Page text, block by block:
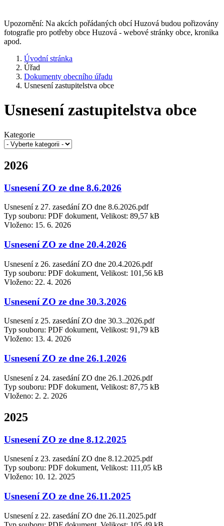
Upozornění: Na akcích pořádaných obcí Huzová budou pořizovány
fotografie pro potřeby obce Huzová - webové stránky obce, kronika
apod.
Úvodní stránka
Úřad
Dokumenty obecního úřadu
Usnesení zastupitelstva obce
Usnesení zastupitelstva obce
Kategorie
2026
Usnesení ZO ze dne 8.6.2026
Usnesení z 27. zasedání ZO dne 8.6.2026.pdf
Typ souboru: PDF dokument, Velikost: 89,57 kB
Vloženo: 15. 6. 2026
Usnesení ZO ze dne 20.4.2026
Usnesení z 26. zasedání ZO dne 20.4.2026.pdf
Typ souboru: PDF dokument, Velikost: 101,56 kB
Vloženo: 22. 4. 2026
Usnesení ZO ze dne 30.3.2026
Usnesení z 25. zasedání ZO dne 30.3..2026.pdf
Typ souboru: PDF dokument, Velikost: 91,79 kB
Vloženo: 13. 4. 2026
Usnesení ZO ze dne 26.1.2026
Usnesení z 24. zasedání ZO dne 26.1.2026.pdf
Typ souboru: PDF dokument, Velikost: 87,75 kB
Vloženo: 2. 2. 2026
2025
Usnesení ZO ze dne 8.12.2025
Usnesení z 23. zasedání ZO dne 8.12.2025.pdf
Typ souboru: PDF dokument, Velikost: 111,05 kB
Vloženo: 10. 12. 2025
Usnesení ZO ze dne 26.11.2025
Usnesení z 22. zasedání ZO dne 26.11.2025.pdf